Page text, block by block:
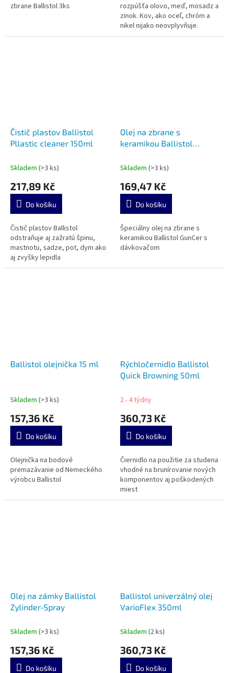
zbrane Ballistol 3ks
rozpúšťa olovo, meď, mosadz a
zinok. Kov, ako oceľ, chróm a
nikel nijako neovplyvňuje.
Čistič plastov Ballistol
Pllastic cleaner 150ml
Skladem (>3 ks)
217,89 Kč
Do košíku
Čistič plastov Ballistol
odstraňuje aj zažratú špinu,
mastnotu, sadze, pot, dym ako
aj zvyšky lepidla
Olej na zbrane s
keramikou Ballistol
Skladem (>3 ks)
169,47 Kč
Do košíku
Špeciálny olej na zbrane s
keramikou Ballistol GunCer s
dávkovačom
Ballistol olejnička 15 ml
Skladem (>3 ks)
157,36 Kč
Do košíku
Olejnička na bodové
premazávanie od Nemeckého
výrobcu Ballistol
Rýchločernidlo Ballistol
Quick Browning 50ml
2 - 4 týdny
360,73 Kč
Do košíku
Čiernidlo na použitie za studena
vhodné na brunírovanie nových
komponentov aj poškodených
miest
Olej na zámky Ballistol
Zylinder-Spray
Skladem (>3 ks)
157,36 Kč
Do košíku
Ballistol univerzálný olej
VarioFlex 350ml
Skladem (2 ks)
360,73 Kč
Do košíku